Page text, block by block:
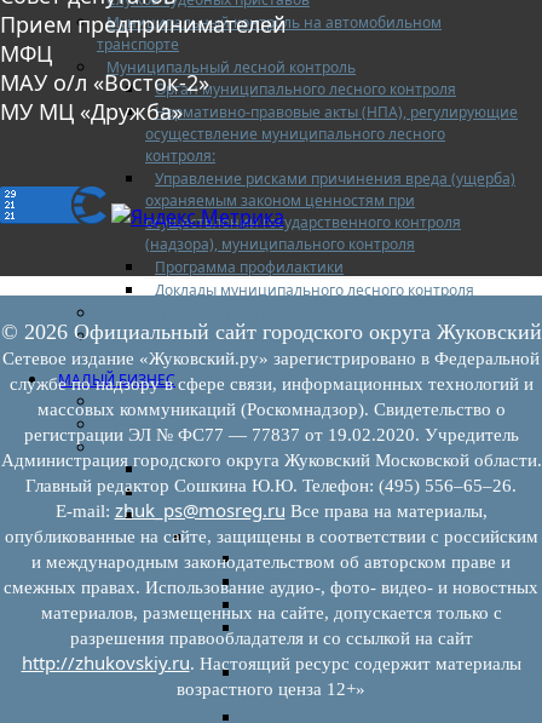
Муниципальный контроль на автомобильном
транспорте
Муниципальный лесной контроль
Орган муниципального лесного контроля
Нормативно-правовые акты (НПА), регулирующие
осуществление муниципального лесного
контроля:
Управление рисками причинения вреда (ущерба)
охраняемым законом ценностям при
осуществлении государственного контроля
(надзора), муниципального контроля
Программа профилактики
Доклады муниципального лесного контроля
Муниципальный контроль в сфере
благоустройства
МАЛЫЙ БИЗНЕС
Прием предпринимателей
Новости МСП
Поддержка МСП
Поддержка МСП
Финансовая поддержка
Имущественная поддержка
Нормативно-правовые акты
Федеральное законодательство
Региональное законодательство
Порядок формирования и ведения
Порядок предоставления имущества из
перечней
Нормативные правовые акты по
перечней
Прием предпринимателей
МФЦ
МАУ о/л «Восток-2»
МУ МЦ «Дружба»
© 2026 Официальный сайт городского округа Жуковский
Сетевое издание «Жуковский.ру» зарегистрировано в Федеральной
службе по надзору в сфере связи, информационных технологий и
массовых коммуникаций (Роскомнадзор). Свидетельство о
регистрации ЭЛ № ФС77 — 77837 от 19.02.2020. Учредитель
Администрация городского округа Жуковский Московской области.
Главный редактор Сошкина Ю.Ю. Телефон: (495) 556–65–26.
E‑mail: zhuk_ps@mosreg.ru Все права на материалы,
опубликованные на сайте, защищены в соответствии с российским
и международным законодательством об авторском праве и
смежных правах. Использование аудио-, фото- видео- и новостных
материалов, размещенных на сайте, допускается только с
разрешения правообладателя и со ссылкой на сайт
http://zhukovskiy.ru. Настоящий ресурс содержит материалы
возрастного ценза 12+»